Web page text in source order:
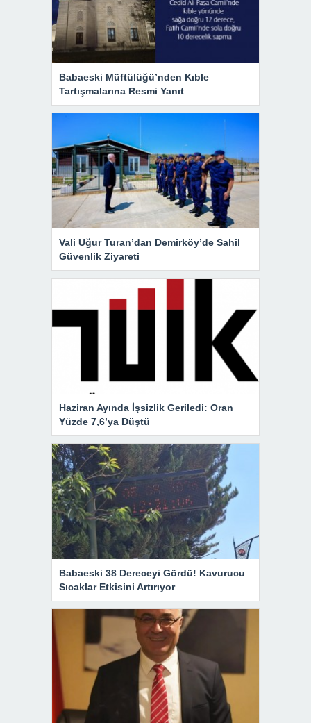
Babaeski Müftülüğü’nden Kıble
Tartışmalarına Resmi Yanıt
Vali Uğur Turan’dan Demirköy’de Sahil
Güvenlik Ziyareti
Haziran Ayında İşsizlik Geriledi: Oran
Yüzde 7,6’ya Düştü
Babaeski 38 Dereceyi Gördü! Kavurucu
Sıcaklar Etkisini Artırıyor